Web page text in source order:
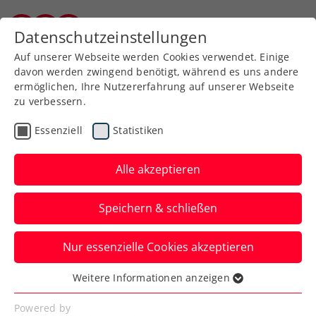
Zurück zur Newsübersicht
Rollstuhltennis
French Open: Österreich
auch bei den Offiziellen
stark vertreten
Eva Rungaldier und Martine Stauder
fungieren in Paris als Linienrichterin. Mit
Datenschutzeinstellungen
Auf unserer Webseite werden Cookies verwendet. Einige
davon werden zwingend benötigt, während es uns andere
ermöglichen, Ihre Nutzererfahrung auf unserer Webseite
zu verbessern.
Essenziell Statistiken
Alle akzeptieren
Speichern & schließen
Nur essenzielle Cookies akzeptieren
Essenziell
Essenzielle Cookies werden für grundlegende
Weitere Informationen anzeigen
Powered by